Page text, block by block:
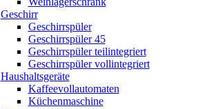
Geschirr
Geschirrspüler
Geschirrspüler 45
Geschirrspüler teilintegriert
Geschirrspüler vollintegriert
Haushaltsgeräte
Kaffeevollautomaten
Küchenmaschine